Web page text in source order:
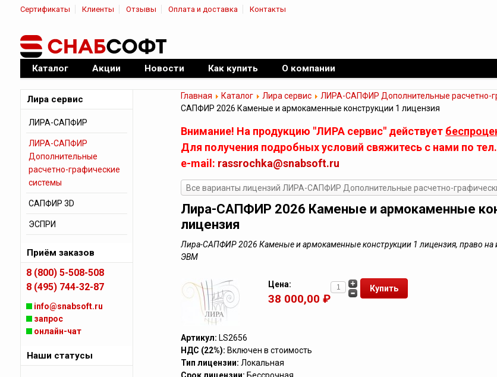
Сертификаты Клиенты Отзывы Оплата и доставка Контакты
Официальный дилер ПО
Каталог Акции Новости Как купить О компании
Главная Каталог Лира сервис ЛИРА-САПФИР Дополнительные расчетно-
САПФИР 2026 Каменые и армокаменные конструкции 1 лицензия
Внимание! На продукцию "ЛИРА сервис" действует
Для получения подробных условий свяжитесь с нами по тел.
e-mail: rassrochka@snabsoft.ru
Все варианты лицензий ЛИРА-САПФИР Дополнительные расчетно-
Лира-САПФИР 2026 Каменые и армокаменные
лицензия
Лира-САПФИР 2026 Каменые и армокаменные конструкции 1 лицензия, право на
ЭВМ
Цена:
38 000,00 ₽
Артикул: LS2656
НДС (22%): Включен в стоимость
Тип лицензии: Локальная
Лира сервис
ЛИРА-САПФИР
ЛИРА-САПФИР
Дополнительные
расчетно-графические
системы
САПФИР 3D
ЭСПРИ
Приём заказов
8 (800) 5-508-508
8 (495) 744-32-87
info@snabsoft.ru
запрос
онлайн-чат
Наши статусы